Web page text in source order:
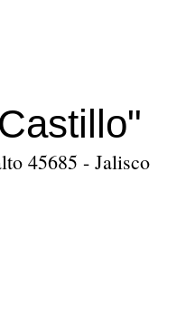
45685 - Jalisco